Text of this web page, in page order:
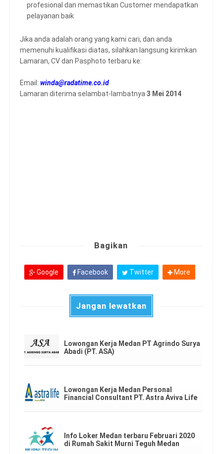
profesional dan memastikan Customer mendapatkan
pelayanan baik
Jika anda adalah orang yang kami cari, dan anda
memenuhi kualifikasi diatas, silahkan langsung kirimkan
Lamaran, CV dan Pasphoto terbaru ke:
Email: winda@radatime.co.id
Lamaran diterima selambat-lambatnya 3 Mei 2014
Bagikan
Google Facebook Twitter More
Jangan lewatkan
Lowongan Kerja Medan PT Agrindo Surya
Abadi (PT. ASA)
Lowongan Kerja Medan Personal
Financial Consultant PT. Astra Aviva Life
Info Loker Medan terbaru Februari 2020
di Rumah Sakit Murni Teguh Medan